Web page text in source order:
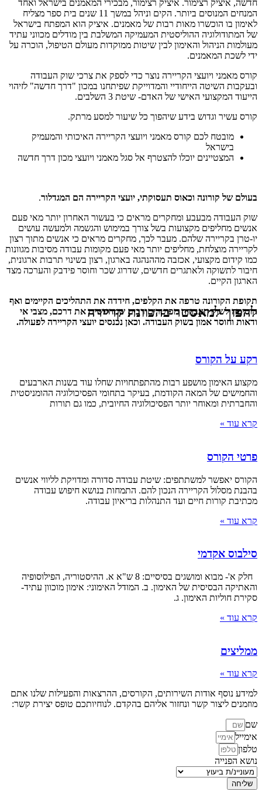
חדשה, איציק רצימור. איציק רצימור, מבכירי המאמנים בישראל ואחד
המנחים המנוסים ביותר. הקים וניהל במשך 11 שנים בית ספר מצליח
לאימון בו הוכשרו מאות רבות של מאמנים. איציק הוא המפתח בישראל
של המתודולוגיה ההוליסטית המעמיקה המשלבת בין מודלים מכווני עתיד
מעולמות הניהול והאימון לבין שיטות ממוקדות מעולם הטיפול, הוכרה על
ידי לשכת המאמנים.
קורס מאמני ויועצי הקריירה נוצר כדי לספק את צרכי שוק העבודה
ובעקבות השיטה הייחודיי והמדוייקת שפיתחנו במכון "דרך חדשה" לזיהוי
הייעוד המקצועי האישי של האדם- שיטת 3 השלבים.
קורס עשיר וגדוש בידע שיהפוך כל שיעור למסע מרתק.
מובטח לכם קורס מאמני ויועצי הקריירה האיכותי והמעמיק
בישראל
המצטיינים יוכלו להצטרף אל סגל מאמני ויועצי מכון דרך חדשה
בעולם של קורונה וכאוס תעסוקתי, יועצי הקריירה הם המגדלור.
שוק העבודה מבעבע ומחקרים מראים כי בעשור האחרון יותר מאי פעם
אנשים מחליפים מקצועות בשל צורך במימוש והגשמה ולמעשה עושים
יו-טרן בקריירה שלהם. מעבר לכך, מחקרים מראים כי אנשים מתוך רצון
לקריירה מוצלחת, מחליפים יותר מאי פעם מקומות עבודה מסיבות מגוונות
כמו קידום מקצועי, אכזבה מההנהגה בארגון, רצון בשינוי תרבות ארגונית,
חיבור לתשוקה ולאתגרים חדשים, שדרוג שכר וחוסר פידבק והערכה מצד
הארגון הקיים.
תקופת הקורונה טרפה את הקלפים, חידדה את התהליכים הקיימים ואף
הוסיפה לשוק העבודה מפוטרים רבים שמחפשים את דרכם, מצבי אי
ודאות וחוסר אמון בשוק העבודה. וכאן נכנסים יועצי הקריירה לפעולה.
להפוך למאסטר בהכוונת קריירה
רקע על הקורס
מקצוע האימון מושפע רבות מהתפתחויות שחלו עוד בשנות הארבעים
והחמישים של המאה הקודמת, בעיקר בתחומי הפסיכולוגיה ההומניסטית
והחברתית ומאוחר יותר הפסיכולוגיה החיובית, כמו גם תורות
קרא עוד »
פרטי הקורס
הקורס יאפשר למשתתפים: שיטת עבודה סדורה ומדויקת לליווי אנשים
בהבנת מסלול הקריירה הנכון להם. התמחות בנושא חיפוש עבודה
מכתיבת קורות חיים ועד התנהלות בריאיון עבודה.
קרא עוד »
סילבוס אקדמי
חלק א'- מבוא ומושגים בסיסיים: 8 ש"א א. ההיסטוריה, הפילוסופיה
והאתיקה הבסיסית של האימון. ב. המודל האימוני: אימון מוכוון עתיד-
סקירת חוליות האימון. ג.
קרא עוד »
ממליצים
קרא עוד »
למידע נוסף אודות השירותים, הקורסים, ההרצאות והפעילות שלנו אתם
מוזמנים ליצור קשר ונחזור אליהם בהקדם. לנוחיותכם טופס יצירת קשר:
שם
אימייל
טלפון
נושא הפנייה
שליחה